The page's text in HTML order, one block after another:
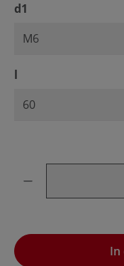
d1
l
In